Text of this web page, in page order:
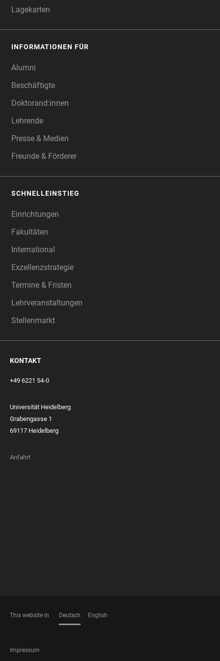
Lagekarten
INFORMATIONEN FÜR
Alumni
Beschäftigte
Doktorand:innen
Lehrende
Presse & Medien
Freunde & Förderer
SCHNELLEINSTIEG
Einrichtungen
Fakultäten
International
Exzellenzstrategie
Termine & Fristen
Lehrveranstaltungen
Stellenmarkt
KONTAKT
+49 6221 54-0
Universität Heidelberg
Grabengasse 1
69117 Heidelberg
Anfahrt
This website in Deutsch English
FOOTER
Impressum